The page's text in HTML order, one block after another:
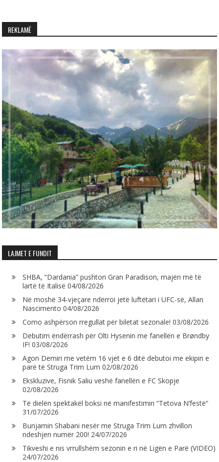
REKLAMË
LAJMET E FUNDIT
SHBA, “Dardania” pushton Gran Paradison, majën më të
lartë të Italisë 04/08/2026
Në moshë 34-vjeçare ndërroi jetë luftëtari i UFC-së, Allan
Nascimento 04/08/2026
Como ashpërson rregullat për biletat sezonale! 03/08/2026
Debutim ëndërrash për Olti Hysenin me fanellën e Brøndby
IF! 03/08/2026
Agon Demiri me vetëm 16 vjet e 6 ditë debutoi me ekipin e
parë të Struga Trim Lum 02/08/2026
Ekskluzive, Fisnik Saliu veshë fanellën e FC Skopje
02/08/2026
Të dielën spektakël boksi në manifestimin “Tetova N’festë”
31/07/2026
Bunjamin Shabani nesër me Struga Trim Lum zhvillon
ndeshjen numër 200! 24/07/2026
Tikveshi e nis vrrullshëm sezonin e ri në Ligën e Parë (VIDEO)
24/07/2026